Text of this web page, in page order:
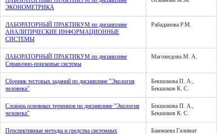
ЭКОНОМЕТРИКА
ЛАБОРАТОРНЫЙ ПРАКТИКУМ по дисциплине
АНАЛИТИЧЕСКИЕ ИНФОРМАЦИОННЫЕ
СИСТЕМЫ
Рабаданова Р.М.
ЛАБОРАТОРНЫЙ ПРАКТИКУМ по дисциплине
Справочно-поисковые системы
Магомедова М. А.
Сборник тестовых заданий по дисциплине "Экология
человека"
Бекшокова П. А.,
Бекшоков К. С.
Словарь основных терминов по дисциплине "Экология
человека"
Бекшокова П. А.,
Бекшоков К. С.
Перспективные методы и средства системных
Баммаева Галимат